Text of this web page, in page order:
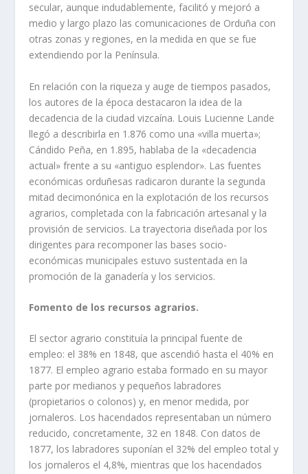
secular, aunque indudablemente, facilitó y mejoró a
medio y largo plazo las comunicaciones de Orduña con
otras zonas y regiones, en la medida en que se fue
extendiendo por la Península.
En relación con la riqueza y auge de tiempos pasados,
los autores de la época destacaron la idea de la
decadencia de la ciudad vizcaína. Louis Lucienne Lande
llegó a describirla en 1.876 como una «villa muerta»;
Cándido Peña, en 1.895, hablaba de la «decadencia
actual» frente a su «antiguo esplendor». Las fuentes
económicas orduñesas radicaron durante la segunda
mitad decimonónica en la explotación de los recursos
agrarios, completada con la fabricación artesanal y la
provisión de servicios. La trayectoria diseñada por los
dirigentes para recomponer las bases socio-
económicas municipales estuvo sustentada en la
promoción de la ganadería y los servicios.
Fomento de los recursos agrarios.
El sector agrario constituía la principal fuente de
empleo: el 38% en 1848, que ascendió hasta el 40% en
1877. El empleo agrario estaba formado en su mayor
parte por medianos y pequeños labradores
(propietarios o colonos) y, en menor medida, por
jornaleros. Los hacendados representaban un número
reducido, concretamente, 32 en 1848. Con datos de
1877, los labradores suponían el 32% del empleo total y
los jornaleros el 4,8%, mientras que los hacendados